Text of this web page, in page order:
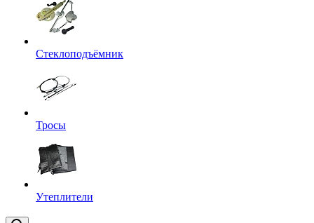
Стеклоподъёмник
Тросы
Утеплители